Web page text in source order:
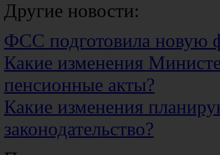
Другие новости:
ФСС подготовила
Какие изменения
пенсионные акты?
Какие изменения
законодательство?